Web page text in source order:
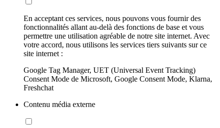
En acceptant ces services, nous pouvons vous fournir des
fonctionnalités allant au-delà des fonctions de base et vous
permettre une utilisation agréable de notre site internet. Avec
votre accord, nous utilisons les services tiers suivants sur ce
site internet :
Google Tag Manager, UET (Universal Event Tracking)
Consent Mode de Microsoft, Google Consent Mode, Klarna,
Freshchat
Contenu média externe